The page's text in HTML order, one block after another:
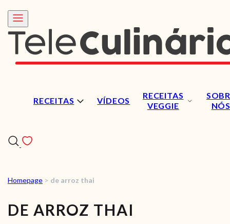
RECEITAS VÍDEOS
RECEITAS
VEGGIE
NÓS
VÍDEOS
Homepage > de arroz thai
DE ARROZ THAI